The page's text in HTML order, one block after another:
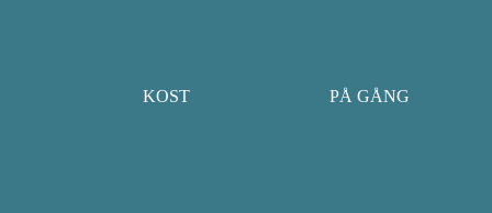
KOST PÅ GÅNG